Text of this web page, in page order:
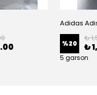
Adidas
%20
₺
₺
5 garson